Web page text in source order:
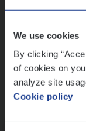
We use cookies
By clicking
of cookies on
analyze site
Cookie policy